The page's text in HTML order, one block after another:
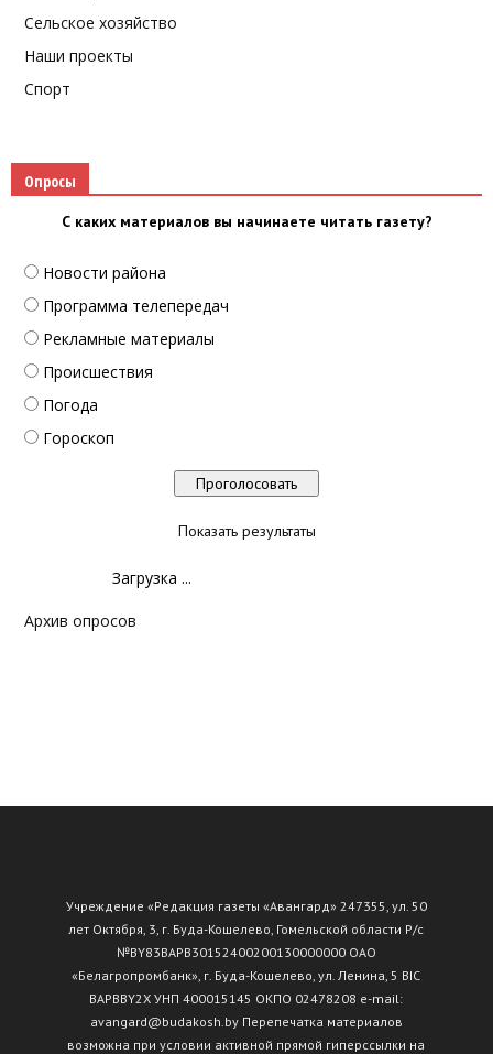
Сельское хозяйство
Наши проекты
Спорт
Опросы
С каких материалов вы начинаете читать газету?
Новости района
Программа телепередач
Рекламные материалы
Происшествия
Погода
Гороскоп
Показать результаты
Загрузка ...
Архив опросов
Учреждение «Редакция газеты «Авангард» 247355, ул. 50
лет Октября, 3, г. Буда-Кошелево, Гомельской области Р/с
№ВY83ВАРВ30152400200130000000 ОАО
«Белагропромбанк», г. Буда-Кошелево, ул. Ленина, 5 BIC
BAPBBY2X УНП 400015145 ОКПО 02478208 e-mail:
avangard@budakosh.by Перепечатка материалов
возможна при условии активной прямой гиперссылки на